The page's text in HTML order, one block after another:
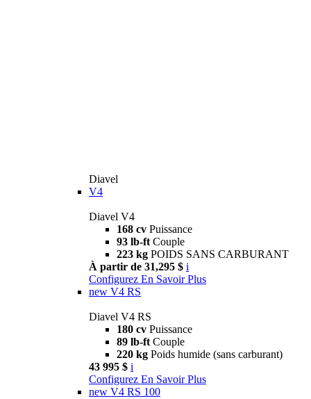
Diavel
V4
Diavel V4
168 cv Puissance
93 lb-ft Couple
223 kg POIDS SANS CARBURANT
À partir de 31,295 $ i
Configurez En Savoir Plus
new V4 RS
Diavel V4 RS
180 cv Puissance
89 lb-ft Couple
220 kg Poids humide (sans carburant)
43 995 $ i
Configurez En Savoir Plus
new V4 RS 100